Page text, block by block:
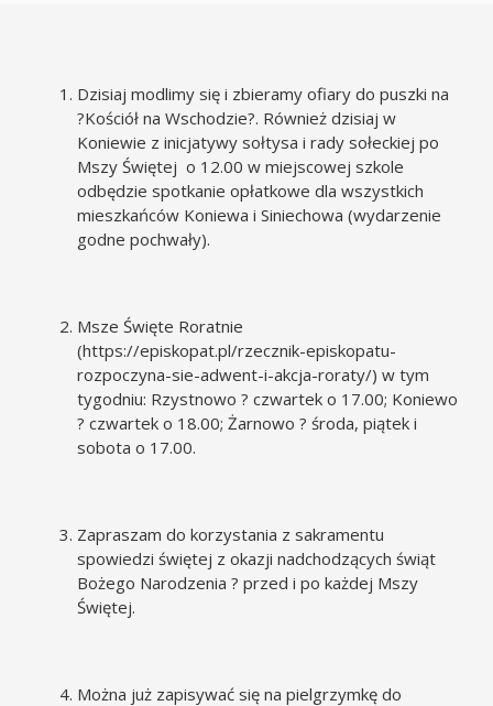
Dzisiaj modlimy się i zbieramy ofiary do puszki na
?Kościół na Wschodzie?. Również dzisiaj w
Koniewie z inicjatywy sołtysa i rady sołeckiej po
Mszy Świętej o 12.00 w miejscowej szkole
odbędzie spotkanie opłatkowe dla wszystkich
mieszkańców Koniewa i Siniechowa (wydarzenie
godne pochwały).
Msze Święte Roratnie
(https://episkopat.pl/rzecznik-episkopatu-
rozpoczyna-sie-adwent-i-akcja-roraty/) w tym
tygodniu: Rzystnowo ? czwartek o 17.00; Koniewo
? czwartek o 18.00; Żarnowo ? środa, piątek i
sobota o 17.00.
Zapraszam do korzystania z sakramentu
spowiedzi świętej z okazji nadchodzących świąt
Bożego Narodzenia ? przed i po każdej Mszy
Świętej.
Można już zapisywać się na pielgrzymkę do